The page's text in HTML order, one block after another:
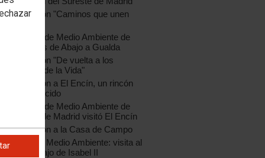
Excursión "Caminos que unen
El Taller de Medio Ambiente de
Gárgoles de Abajo a Gualda
Excursión "De vuelta a los
Frentes de la Vida"
Excursión a El Encín, un rincón
desconocido
El Taller de Medio Ambiente de
CCOO de Madrid visitó El Encín
Excursión a la Casa de Campo
Taller de Medio Ambiente: visita al
Canal Bajo de Isabel II